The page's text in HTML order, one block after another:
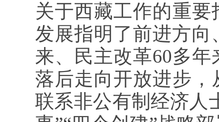
关于西藏工作的重
发展指明了前进方
来、民主改革60多
落后走向开放进步
联系非公有制经济人